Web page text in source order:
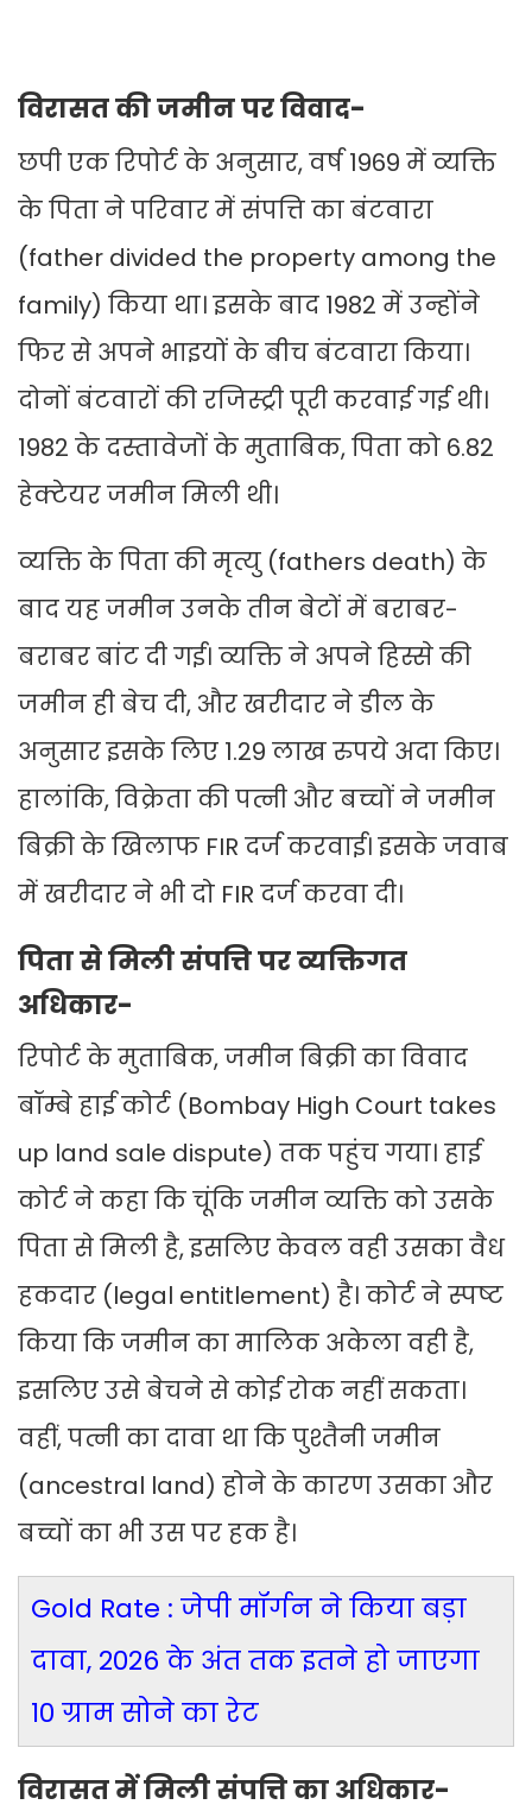
विरासत की जमीन पर विवाद-
छपी एक रिपोर्ट के अनुसार, वर्ष 1969 में व्यक्ति
के पिता ने परिवार में संपत्ति का बंटवारा
(father divided the property among the
family) किया था। इसके बाद 1982 में उन्होंने
फिर से अपने भाइयों के बीच बंटवारा किया।
दोनों बंटवारों की रजिस्ट्री पूरी करवाई गई थी।
1982 के दस्तावेजों के मुताबिक, पिता को 6.82
हेक्टेयर जमीन मिली थी।
व्यक्ति के पिता की मृत्यु (fathers death) के
बाद यह जमीन उनके तीन बेटों में बराबर-
बराबर बांट दी गई। व्यक्ति ने अपने हिस्से की
जमीन ही बेच दी, और खरीदार ने डील के
अनुसार इसके लिए 1.29 लाख रुपये अदा किए।
हालांकि, विक्रेता की पत्नी और बच्चों ने जमीन
बिक्री के खिलाफ FIR दर्ज करवाई। इसके जवाब
में खरीदार ने भी दो FIR दर्ज करवा दी।
पिता से मिली संपत्ति पर व्यक्तिगत
अधिकार-
रिपोर्ट के मुताबिक, जमीन बिक्री का विवाद
बॉम्बे हाई कोर्ट (Bombay High Court takes
up land sale dispute) तक पहुंच गया। हाई
कोर्ट ने कहा कि चूंकि जमीन व्यक्ति को उसके
पिता से मिली है, इसलिए केवल वही उसका वैध
हकदार (legal entitlement) है। कोर्ट ने स्पष्ट
किया कि जमीन का मालिक अकेला वही है,
इसलिए उसे बेचने से कोई रोक नहीं सकता।
वहीं, पत्नी का दावा था कि पुश्तैनी जमीन
(ancestral land) होने के कारण उसका और
बच्चों का भी उस पर हक है।
Gold Rate : जेपी मॉर्गन ने किया बड़ा
दावा, 2026 के अंत तक इतने हो जाएगा
10 ग्राम सोने का रेट
विरासत में मिली संपत्ति का अधिकार-